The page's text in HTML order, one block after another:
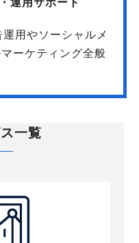
用やソーシャルメ
ーケティング全般
一覧